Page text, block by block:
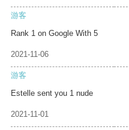
游客
Rank 1 on Google With 5
2021-11-06
游客
Estelle sent you 1 nude
2021-11-01